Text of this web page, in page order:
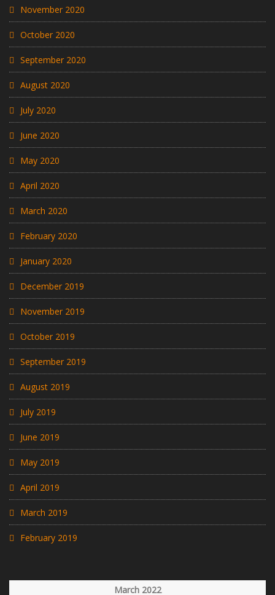
November 2020
October 2020
September 2020
August 2020
July 2020
June 2020
May 2020
April 2020
March 2020
February 2020
January 2020
December 2019
November 2019
October 2019
September 2019
August 2019
July 2019
June 2019
May 2019
April 2019
March 2019
February 2019
March 2022